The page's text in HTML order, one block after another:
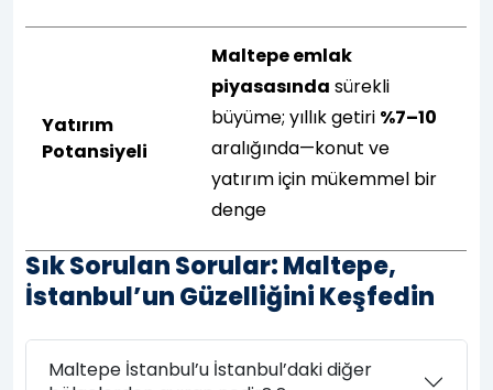
Yatırım
Potansiyeli
Maltepe emlak
piyasasında sürekli
büyüme; yıllık getiri %7–10
aralığında—konut ve
yatırım için mükemmel bir
denge
Sık Sorulan Sorular: Maltepe,
İstanbul’un Güzelliğini Keşfedin
Maltepe İstanbul’u İstanbul’daki diğer